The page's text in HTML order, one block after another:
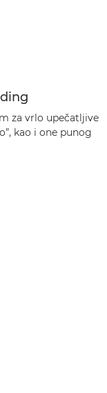
za vrlo upečatljive
kao i one punog